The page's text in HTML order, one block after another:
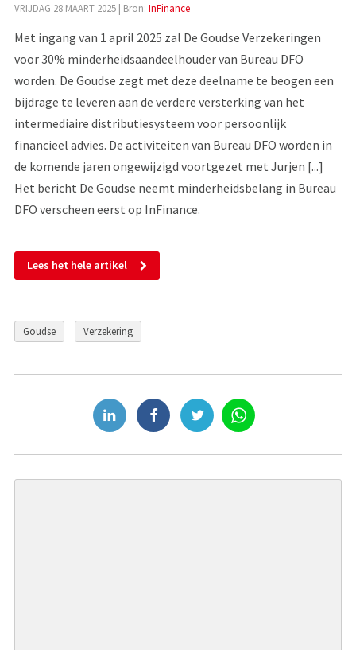
VRIJDAG 28 MAART 2025| Bron: InFinance
Met ingang van 1 april 2025 zal De Goudse Verzekeringen
voor 30% minderheidsaandeelhouder van Bureau DFO
worden. De Goudse zegt met deze deelname te beogen een
bijdrage te leveren aan de verdere versterking van het
intermediaire distributiesysteem voor persoonlijk
financieel advies. De activiteiten van Bureau DFO worden in
de komende jaren ongewijzigd voortgezet met Jurjen [...]
Het bericht De Goudse neemt minderheidsbelang in Bureau
DFO verscheen eerst op InFinance.
Lees het hele artikel
Goudse Verzekering